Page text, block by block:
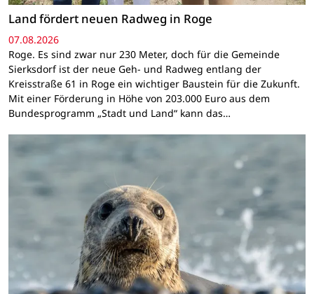
Land fördert neuen Radweg in Roge
07.08.2026
Roge. Es sind zwar nur 230 Meter, doch für die Gemeinde
Sierksdorf ist der neue Geh- und Radweg entlang der
Kreisstraße 61 in Roge ein wichtiger Baustein für die Zukunft.
Mit einer Förderung in Höhe von 203.000 Euro aus dem
Bundesprogramm „Stadt und Land“ kann das…